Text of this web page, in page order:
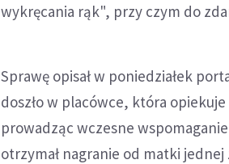
wykręcania rąk", przy czym do
Sprawę opisał w poniedziałek
doszło w placówce, która
prowadząc wczesne
otrzymał nagranie od matki